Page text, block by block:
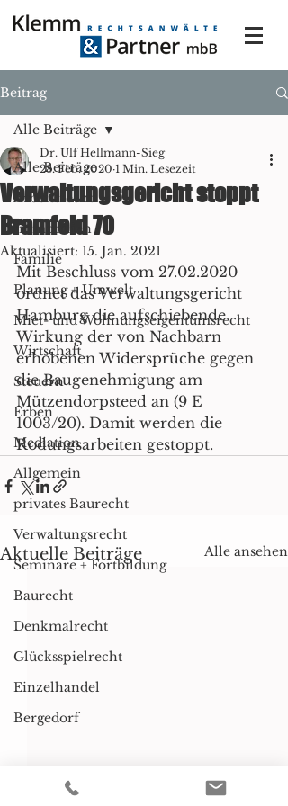
Beitrag
Alle Beiträge
Arbeitsrecht
Immobilien
Familie
Planung + Umwelt
Miet- und Wohnungseigentumsrecht
Wirtschaft
Steuern
Erben
Mediation
Allgemein
privates Baurecht
Verwaltungsrecht
Seminare + Fortbildung
Baurecht
Denkmalrecht
Glücksspielrecht
Einzelhandel
Bergedorf
Alle Beiträge
Verwaltungsgericht stoppt
Bramfeld 70
Dr. Ulf Hellmann-Sieg
28. Feb. 2020 1 Min. Lesezeit
Aktualisiert: 15. Jan. 2021
Mit Beschluss vom 27.02.2020
ordnet das Verwaltungsgericht
Hamburg die aufschiebende
Wirkung der von Nachbarn
erhobenen Widersprüche gegen
die Baugenehmigung am
Mützendorpsteed an (9 E
1003/20). Damit werden die
Rodungsarbeiten gestoppt.
Aktuelle Beiträge Alle ansehen